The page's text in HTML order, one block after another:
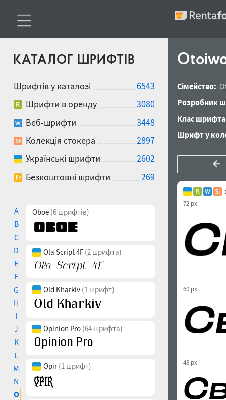
КАТАЛОГ ШРИФТІВ
Шрифтів у каталозі
6543
Шрифти в оренду
3080
Веб-шрифти
3448
Колекція стокера
2897
Українські шрифти
2602
Безкоштовні шрифти
269
A
B
C
D
E
F
G
H
I
J
K
L
M
N
O
Oboe (6 шрифтів)
Ola Script 4F (2 шрифта)
Old Kharkiv (1 шрифт)
Opinion Pro (64 шрифта)
Opir(1 шрифт)
Сімейство:
Розробник
Клас
Шрифт у
72 px
60 px
48 px